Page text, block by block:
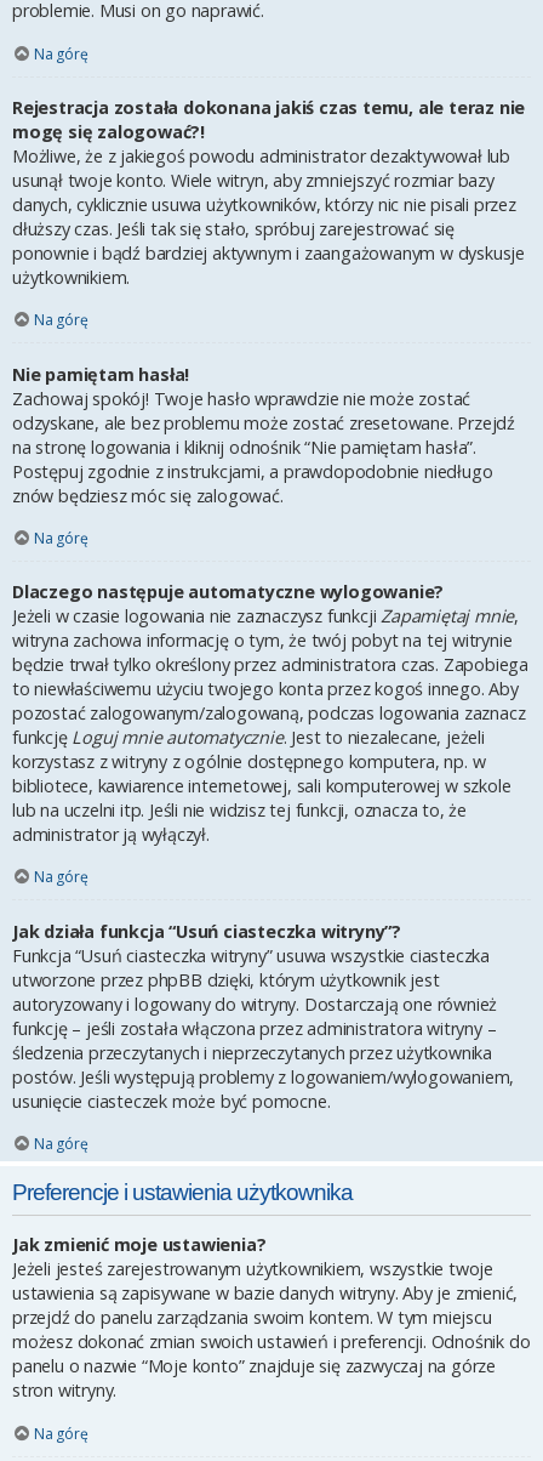
problemie. Musi on go naprawić.
Na górę
Rejestracja została dokonana jakiś czas temu, ale teraz nie
mogę się zalogować?!
Możliwe, że z jakiegoś powodu administrator dezaktywował lub
usunął twoje konto. Wiele witryn, aby zmniejszyć rozmiar bazy
danych, cyklicznie usuwa użytkowników, którzy nic nie pisali przez
dłuższy czas. Jeśli tak się stało, spróbuj zarejestrować się
ponownie i bądź bardziej aktywnym i zaangażowanym w dyskusje
użytkownikiem.
Na górę
Nie pamiętam hasła!
Zachowaj spokój! Twoje hasło wprawdzie nie może zostać
odzyskane, ale bez problemu może zostać zresetowane. Przejdź
na stronę logowania i kliknij odnośnik “Nie pamiętam hasła”.
Postępuj zgodnie z instrukcjami, a prawdopodobnie niedługo
znów będziesz móc się zalogować.
Na górę
Dlaczego następuje automatyczne wylogowanie?
Jeżeli w czasie logowania nie zaznaczysz funkcjiZapamiętaj mnie,
witryna zachowa informację o tym, że twój pobyt na tej witrynie
będzie trwał tylko określony przez administratora czas. Zapobiega
to niewłaściwemu użyciu twojego konta przez kogoś innego. Aby
pozostać zalogowanym/zalogowaną, podczas logowania zaznacz
funkcję Loguj mnie automatycznie. Jest to niezalecane, jeżeli
korzystasz z witryny z ogólnie dostępnego komputera, np. w
bibliotece, kawiarence internetowej, sali komputerowej w szkole
lub na uczelni itp. Jeśli nie widzisz tej funkcji, oznacza to, że
administrator ją wyłączył.
Na górę
Jak działa funkcja “Usuń ciasteczka witryny”?
Funkcja “Usuń ciasteczka witryny” usuwa wszystkie ciasteczka
utworzone przez phpBB dzięki, którym użytkownik jest
autoryzowany i logowany do witryny. Dostarczają one również
funkcję – jeśli została włączona przez administratora witryny –
śledzenia przeczytanych i nieprzeczytanych przez użytkownika
postów. Jeśli występują problemy z logowaniem/wylogowaniem,
usunięcie ciasteczek może być pomocne.
Na górę
Preferencje i ustawienia użytkownika
Jak zmienić moje ustawienia?
Jeżeli jesteś zarejestrowanym użytkownikiem, wszystkie twoje
ustawienia są zapisywane w bazie danych witryny. Aby je zmienić,
przejdź do panelu zarządzania swoim kontem. W tym miejscu
możesz dokonać zmian swoich ustawień i preferencji. Odnośnik do
panelu o nazwie “Moje konto” znajduje się zazwyczaj na górze
stron witryny.
Na górę